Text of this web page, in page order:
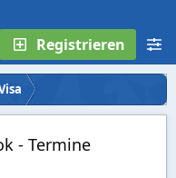
Registrieren
- Termine